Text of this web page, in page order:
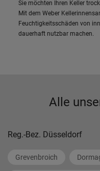
Sie möchten Ihren Keller
Mit dem Weber
Feuchtigkeitsschäden von
dauerhaft nutzbar machen.
Alle
Reg.-Bez. Düsseldorf
Grevenbroich